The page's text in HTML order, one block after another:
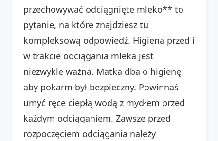
przechowywać odciągnięte mleko** to
pytanie, na które znajdziesz tu
kompleksową odpowiedź. Higiena przed i
w trakcie odciągania mleka jest
niezwykle ważna. Matka dba o higienę,
aby pokarm był bezpieczny. Powinnaś
umyć ręce ciepłą wodą z mydłem przed
każdym odciąganiem. Zawsze przed
rozpoczęciem odciągania należy